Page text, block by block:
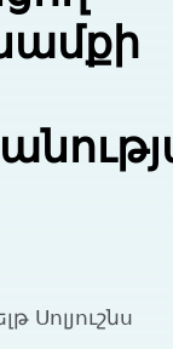
Սոլյուշնս